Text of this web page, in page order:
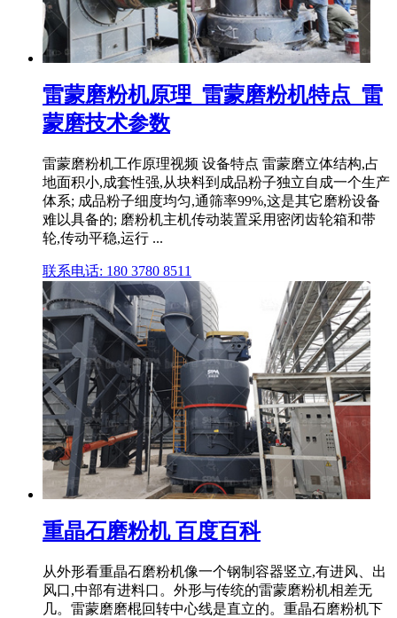
雷蒙磨粉机原理_雷蒙磨粉机特点_雷
蒙磨技术参数
雷蒙磨粉机工作原理视频 设备特点 雷蒙磨立体结构,占
地面积小,成套性强,从块料到成品粉子独立自成一个生产
体系; 成品粉子细度均匀,通筛率99%,这是其它磨粉设备
难以具备的; 磨粉机主机传动装置采用密闭齿轮箱和带
轮,传动平稳,运行 ...
联系电话: 180 3780 8511
重晶石磨粉机 百度百科
从外形看重晶石磨粉机像一个钢制容器竖立,有进风、出
风口,中部有进料口。外形与传统的雷蒙磨粉机相差无
几。雷蒙磨磨棍回转中心线是直立的。重晶石磨粉机下